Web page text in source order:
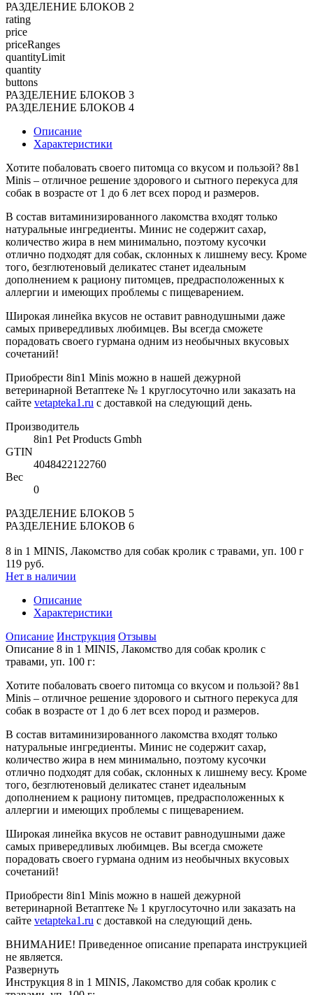
РАЗДЕЛЕНИЕ БЛОКОВ 2
rating
price
priceRanges
quantityLimit
quantity
buttons
РАЗДЕЛЕНИЕ БЛОКОВ 3
РАЗДЕЛЕНИЕ БЛОКОВ 4
Описание
Характеристики
Хотите побаловать своего питомца со вкусом и пользой? 8в1
Minis – отличное решение здорового и сытного перекуса для
собак в возрасте от 1 до 6 лет всех пород и размеров.
В состав витаминизированного лакомства входят только
натуральные ингредиенты. Минис не содержит сахар,
количество жира в нем минимально, поэтому кусочки
отлично подходят для собак, склонных к лишнему весу. Кроме
того, безглютеновый деликатес станет идеальным
дополнением к рациону питомцев, предрасположенных к
аллергии и имеющих проблемы с пищеварением.
Широкая линейка вкусов не оставит равнодушными даже
самых привередливых любимцев. Вы всегда сможете
порадовать своего гурмана одним из необычных вкусовых
сочетаний!
Приобрести 8in1 Minis можно в нашей дежурной
ветеринарной Ветаптеке № 1 круглосуточно или заказать на
сайте vetapteka1.ru с доставкой на следующий день.
Производитель
8in1 Pet Products Gmbh
GTIN
4048422122760
Вес
0
РАЗДЕЛЕНИЕ БЛОКОВ 5
РАЗДЕЛЕНИЕ БЛОКОВ 6
8 in 1 MINIS, Лакомство для собак кролик с травами, уп. 100 г
119 руб.
Нет в наличии
Описание
Характеристики
Описание Инструкция Отзывы
Описание 8 in 1 MINIS, Лакомство для собак кролик с
травами, уп. 100 г:
Хотите побаловать своего питомца со вкусом и пользой? 8в1
Minis – отличное решение здорового и сытного перекуса для
собак в возрасте от 1 до 6 лет всех пород и размеров.
В состав витаминизированного лакомства входят только
натуральные ингредиенты. Минис не содержит сахар,
количество жира в нем минимально, поэтому кусочки
отлично подходят для собак, склонных к лишнему весу. Кроме
того, безглютеновый деликатес станет идеальным
дополнением к рациону питомцев, предрасположенных к
аллергии и имеющих проблемы с пищеварением.
Широкая линейка вкусов не оставит равнодушными даже
самых привередливых любимцев. Вы всегда сможете
порадовать своего гурмана одним из необычных вкусовых
сочетаний!
Приобрести 8in1 Minis можно в нашей дежурной
ветеринарной Ветаптеке № 1 круглосуточно или заказать на
сайте vetapteka1.ru с доставкой на следующий день.
ВНИМАНИЕ! Приведенное описание препарата инструкцией
не является.
Развернуть
Инструкция 8 in 1 MINIS, Лакомство для собак кролик с